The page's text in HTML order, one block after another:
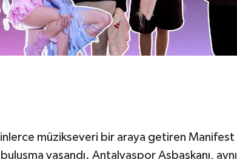
müzikseveri bir araya getiren Manifest
yaşandı. Antalyaspor Asbaşkanı, aynı